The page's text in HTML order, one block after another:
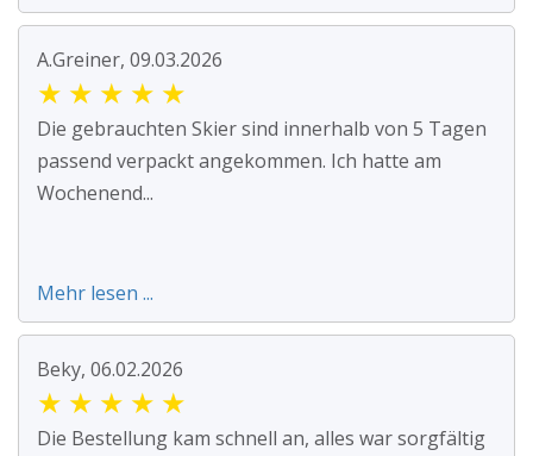
A.Greiner, 09.03.2026
★ ★ ★ ★ ★
Die gebrauchten Skier sind innerhalb von 5 Tagen
passend verpackt angekommen. Ich hatte am
Wochenend...
Mehr lesen ...
Beky, 06.02.2026
★ ★ ★ ★ ★
Die Bestellung kam schnell an, alles war sorgfältig